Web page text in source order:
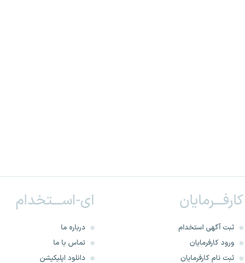
کارفـــرمایان
ثبت آگهی استخدام
ورود کارفرمایان
ثبت نام کارفرمایان
ای-اســـتخدام
درباره ما
تماس با ما
دانلود اپلیکیشن